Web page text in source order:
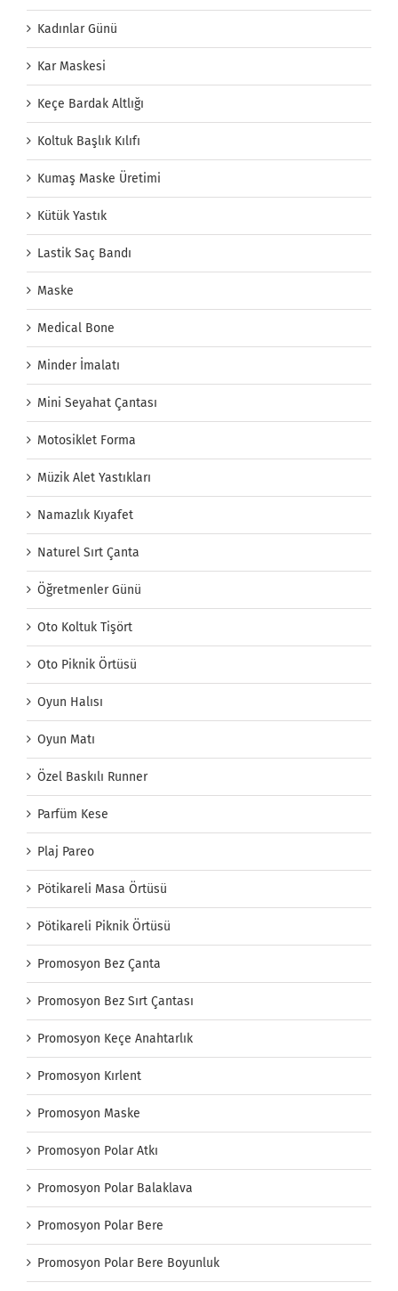
Kadınlar Günü
Kar Maskesi
Keçe Bardak Altlığı
Koltuk Başlık Kılıfı
Kumaş Maske Üretimi
Kütük Yastık
Lastik Saç Bandı
Maske
Medical Bone
Minder İmalatı
Mini Seyahat Çantası
Motosiklet Forma
Müzik Alet Yastıkları
Namazlık Kıyafet
Naturel Sırt Çanta
Öğretmenler Günü
Oto Koltuk Tişört
Oto Piknik Örtüsü
Oyun Halısı
Oyun Matı
Özel Baskılı Runner
Parfüm Kese
Plaj Pareo
Pötikareli Masa Örtüsü
Pötikareli Piknik Örtüsü
Promosyon Bez Çanta
Promosyon Bez Sırt Çantası
Promosyon Keçe Anahtarlık
Promosyon Kırlent
Promosyon Maske
Promosyon Polar Atkı
Promosyon Polar Balaklava
Promosyon Polar Bere
Promosyon Polar Bere Boyunluk